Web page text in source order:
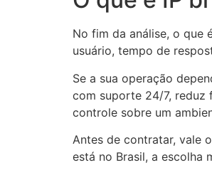
No fim da análise, o que
usuário, tempo de
Se a sua operação
com suporte 24/7, reduz
controle sobre um
Antes de contratar, vale
está no Brasil, a escolha